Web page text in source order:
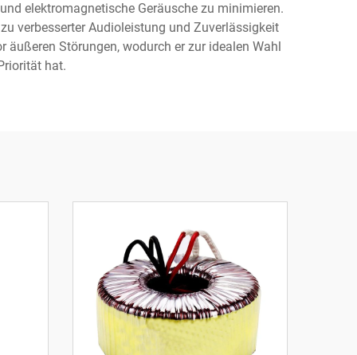
elektromagnetische Geräusche zu minimieren.
verbesserter Audioleistung und Zuverlässigkeit
Störungen, wodurch er zur idealen Wahl
hat.